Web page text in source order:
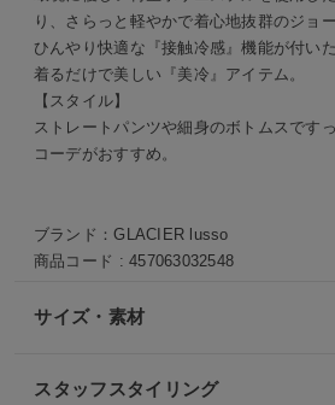
り、さらっと軽やかで着心地抜群のジョ
ひんやり快適な『接触冷感』機能が付い
着るだけで美しい『美冷』アイテム。
【スタイル】
ストレートパンツや細身のボトムスです
コーデがおすすめ。
ブランド：GLACIER lusso
商品コード :457063032548
サイズ・素材
スタッフスタイリング